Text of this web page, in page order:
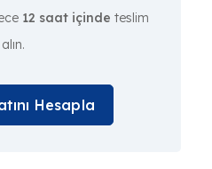
12 saat içinde teslim
alın.
Hesapla